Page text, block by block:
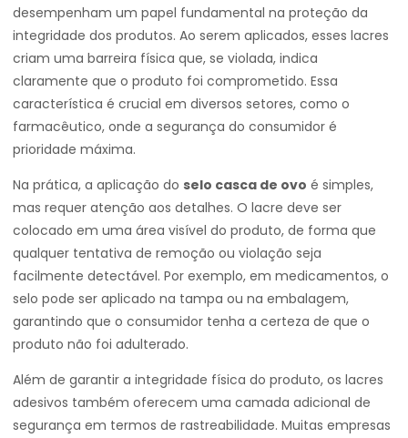
desempenham um papel fundamental na proteção da
integridade dos produtos. Ao serem aplicados, esses lacres
criam uma barreira física que, se violada, indica
claramente que o produto foi comprometido. Essa
característica é crucial em diversos setores, como o
farmacêutico, onde a segurança do consumidor é
prioridade máxima.
Na prática, a aplicação do selo casca de ovo é simples,
mas requer atenção aos detalhes. O lacre deve ser
colocado em uma área visível do produto, de forma que
qualquer tentativa de remoção ou violação seja
facilmente detectável. Por exemplo, em medicamentos, o
selo pode ser aplicado na tampa ou na embalagem,
garantindo que o consumidor tenha a certeza de que o
produto não foi adulterado.
Além de garantir a integridade física do produto, os lacres
adesivos também oferecem uma camada adicional de
segurança em termos de rastreabilidade. Muitas empresas